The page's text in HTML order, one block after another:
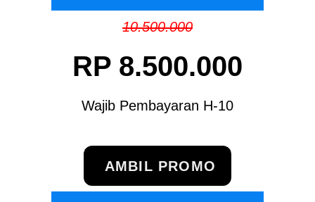
10.500.000
RP 8.500.000
Wajib Pembayaran H-10
AMBIL PROMO